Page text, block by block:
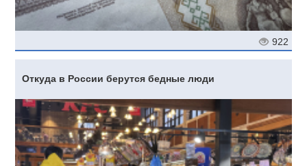
922
Откуда в России берутся бедные люди